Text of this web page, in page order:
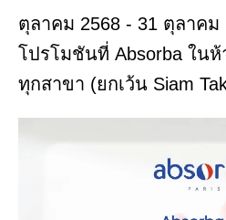
ตุลาคม 2568 - 31 ตุลาคม
โปรโมชันที่ Absorba ใน
ทุกสาขา (ยกเว้น Siam